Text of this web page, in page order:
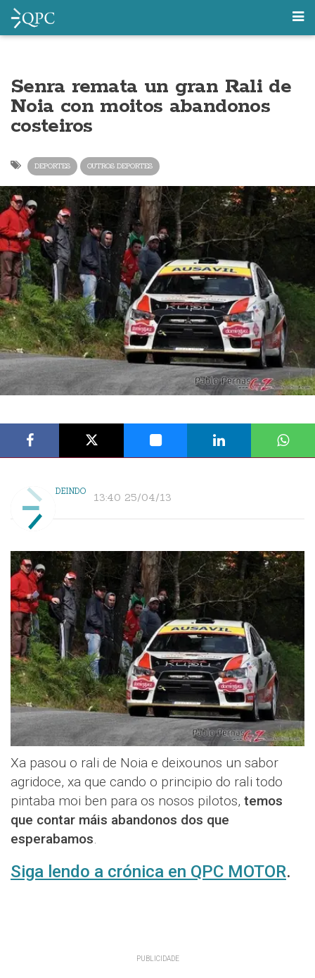
Senra remata un gran Rali de
Noia con moitos abandonos
costeiros
DEPORTES OUTROS DEPORTES
DEINDO 13:40 25/04/13
Xa pasou o rali de Noia e deixounos un sabor
agridoce, xa que cando o principio do rali todo
pintaba moi ben para os nosos pilotos, temos
que contar máis abandonos dos que
esperabamos.
Siga lendo a crónica en QPC MOTOR.